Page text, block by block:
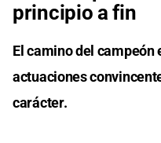
principio a fin
El camino del campeón
actuaciones
carácter.